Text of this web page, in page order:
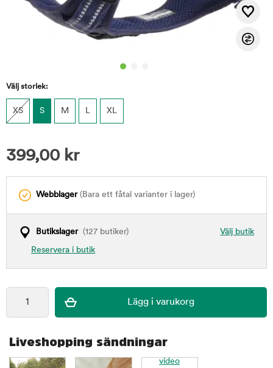
Välj storlek:
XS S M L XL
399,00 kr
Webblager(Bara ett fåtal varianter i lager)
Välj butik
Butikslager(127 butiker)
Reservera i butik
Liveshopping sändningar